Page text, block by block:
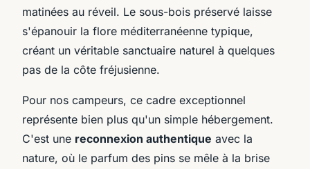
matinées au réveil. Le sous-bois préservé laisse
s'épanouir la flore méditerranéenne typique,
créant un véritable sanctuaire naturel à quelques
pas de la côte fréjusienne.
Pour nos campeurs, ce cadre exceptionnel
représente bien plus qu'un simple hébergement.
C'est une reconnexion authentique avec la
nature, où le parfum des pins se mêle à la brise